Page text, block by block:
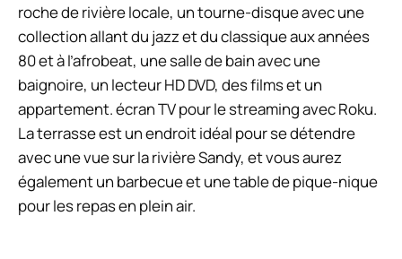
roche de rivière locale, un tourne-disque avec une
collection allant du jazz et du classique aux années
80 et à l’afrobeat, une salle de bain avec une
baignoire, un lecteur HD DVD, des films et un
appartement. écran TV pour le streaming avec Roku.
La terrasse est un endroit idéal pour se détendre
avec une vue sur la rivière Sandy, et vous aurez
également un barbecue et une table de pique-nique
pour les repas en plein air.